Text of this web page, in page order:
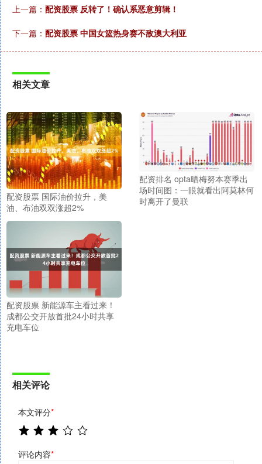
上一篇： 配资股票 反转了！确认系恶意剪辑！
下一篇： 配资股票 中国女篮热身赛不敌澳大利亚
相关文章
配资股票 国际油价拉升，美
油、布油双双涨超2%
配资排名 opta晒梅努本赛季出
场时间图：一眼就看出阿莫林何
时离开了曼联
配资股票 新能源车主看过来！
成都公交开放首批24小时共享
充电车位
相关评论
本文评分*
评论内容*